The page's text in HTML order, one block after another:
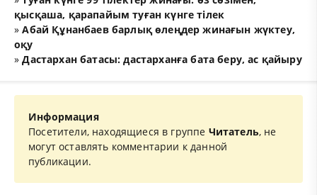
қысқаша, қарапайым туған күнге тілек
»Абай Құнанбаев барлық өлеңдер жинағын жүктеу,
оқу
»Дастархан батасы: дастарханға бата беру, ас қайыру
Информация
Посетители, находящиеся в группе Читатель, не
могут оставлять комментарии к данной
публикации.